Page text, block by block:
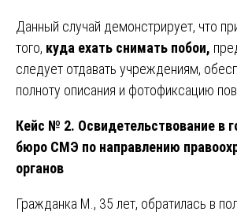
Данный случай демонстрирует, что
того, куда ехать снимать побои,
следует отдавать учреждениям,
полноту описания и фотофиксацию
Кейс № 2. Освидетельствование в
бюро СМЭ по направлению
органов
Гражданка М., 35 лет, обратилась в